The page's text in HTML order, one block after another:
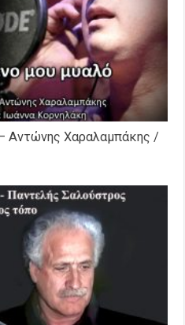
Αντώνης Χαραλαμπάκης /